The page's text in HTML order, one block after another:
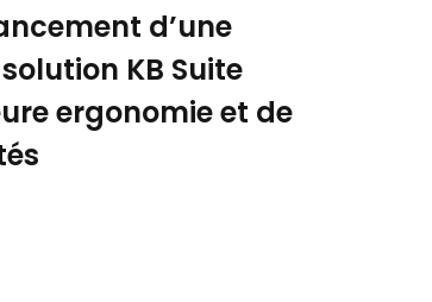
d’une
KB Suite
ergonomie et de